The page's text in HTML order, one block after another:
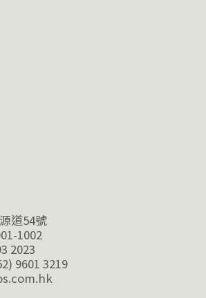
道54號
1002
2023
9601 3219